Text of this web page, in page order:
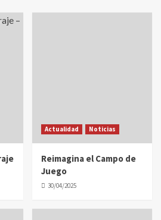
Actualidad Noticias
Reimagina el Campo de
Juego
30/04/2025